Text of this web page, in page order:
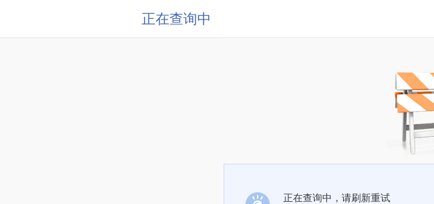
正在查询中
正在查询中，请刷新重试